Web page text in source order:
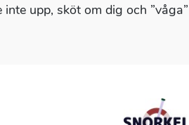
inte upp, sköt om dig och